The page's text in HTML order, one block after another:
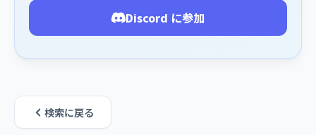
Discord に参加
検索に戻る